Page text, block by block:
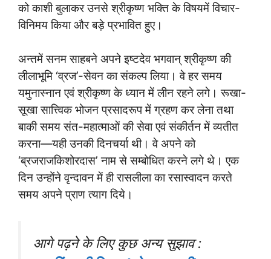
को काशी बुलाकर उनसे श्रीकृष्ण भक्ति के विषयमें विचार-
विनिमय किया और बड़े प्रभावित हुए।
अन्तमें सनम साहबने अपने इष्टदेव भगवान् श्रीकृष्ण की
लीलाभूमि ‘व्रज’-सेवन का संकल्प लिया। वे हर समय
यमुनास्नान एवं श्रीकृष्ण के ध्यान में लीन रहने लगे। रूखा-
सूखा सात्त्विक भोजन प्रसादरूप में ग्रहण कर लेना तथा
बाकी समय संत-महात्माओं की सेवा एवं संकीर्तन में व्यतीत
करना—यही उनकी दिनचर्या थी। वे अपने को
‘ब्रजराजकिशोरदास’ नाम से सम्बोधित करने लगे थे। एक
दिन उन्होंने वृन्दावन में ही रासलीला का रसास्वादन करते
समय अपने प्राण त्याग दिये।
आगे पढ़ने के लिए कुछ अन्य सुझाव :